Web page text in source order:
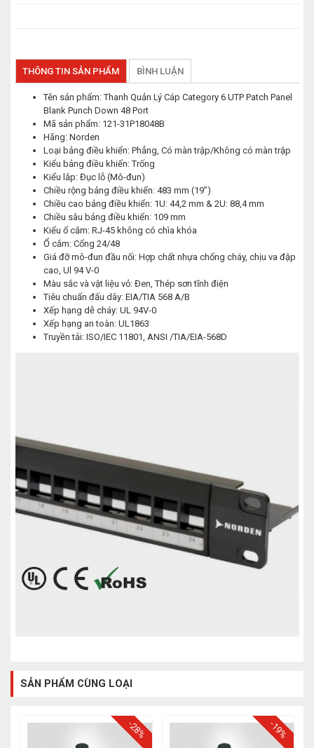
THÔNG TIN SẢN PHẨM BÌNH LUẬN
Tên sản phẩm: Thanh Quản Lý Cáp Category 6 UTP Patch Panel
Blank Punch Down 48 Port
Mã sản phẩm: 121-31P18048B
Hãng: Norden
Loại bảng điều khiển: Phẳng, Có màn trập/Không có màn trập
Kiểu bảng điều khiển: Trống
Kiểu lắp: Đục lỗ (Mô-đun)
Chiều rộng bảng điều khiển: 483 mm (19”)
Chiều cao bảng điều khiển: 1U: 44,2 mm & 2U: 88,4 mm
Chiều sâu bảng điều khiển: 109 mm
Kiểu ổ cắm: RJ-45 không có chìa khóa
Ổ cắm: Cổng 24/48
Giá đỡ mô-đun đầu nối: Hợp chất nhựa chống cháy, chịu va đập
cao, Ul 94 V-0
Màu sắc và vật liệu vỏ: Đen, Thép sơn tĩnh điện
Tiêu chuẩn đấu dây: EIA/TIA 568 A/B
Xếp hạng dễ cháy: UL 94V-0
Xếp hạng an toàn: UL1863
Truyền tải: ISO/IEC 11801, ANSI /TIA/EIA-568D
SẢN PHẨM CÙNG LOẠI
-28% -19%